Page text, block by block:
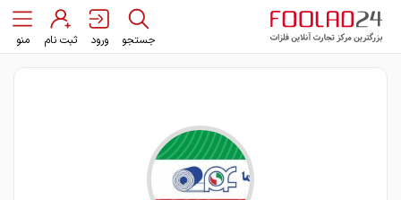
جستجو ورود ثبت نام منو